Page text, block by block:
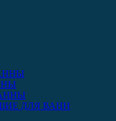
ДЛЯ ВАНН